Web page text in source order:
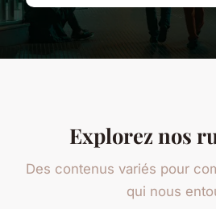
Explorez nos
Des contenus variés pour
qui nous